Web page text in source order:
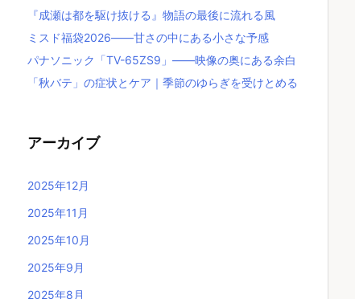
『成瀬は都を駆け抜ける』物語の最後に流れる風
ミスド福袋2026――甘さの中にある小さな予感
パナソニック「TV-65ZS9」――映像の奥にある余白
「秋バテ」の症状とケア｜季節のゆらぎを受けとめる
アーカイブ
2025年12月
2025年11月
2025年10月
2025年9月
2025年8月